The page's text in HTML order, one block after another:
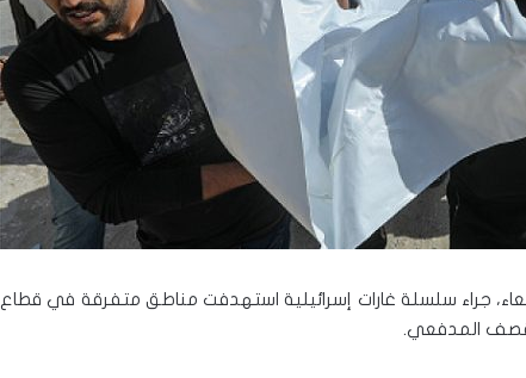
جراء سلسلة غارات إسرائيلية استهدفت مناطق متفرقة في قطاع
المدفعي.